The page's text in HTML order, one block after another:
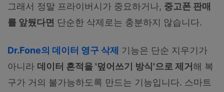
그래서 정말 프라이버시가 중요하거나, 중고폰 판매
를 앞뒀다면 단순한 삭제로는 충분하지 않습니다.
Dr.Fone의 데이터 영구 삭제 기능은 단순 지우기가
아니라 데이터 흔적을 '덮어쓰기 방식'으로 제거해 복
구가 거의 불가능하도록 만드는 기능입니다. 스마트